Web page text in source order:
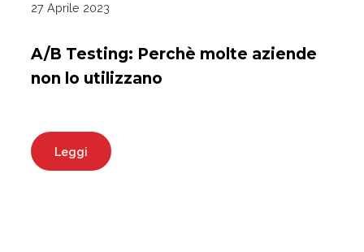
27 Aprile 2023
A/B Testing: Perchè molte aziende
non lo utilizzano
Leggi